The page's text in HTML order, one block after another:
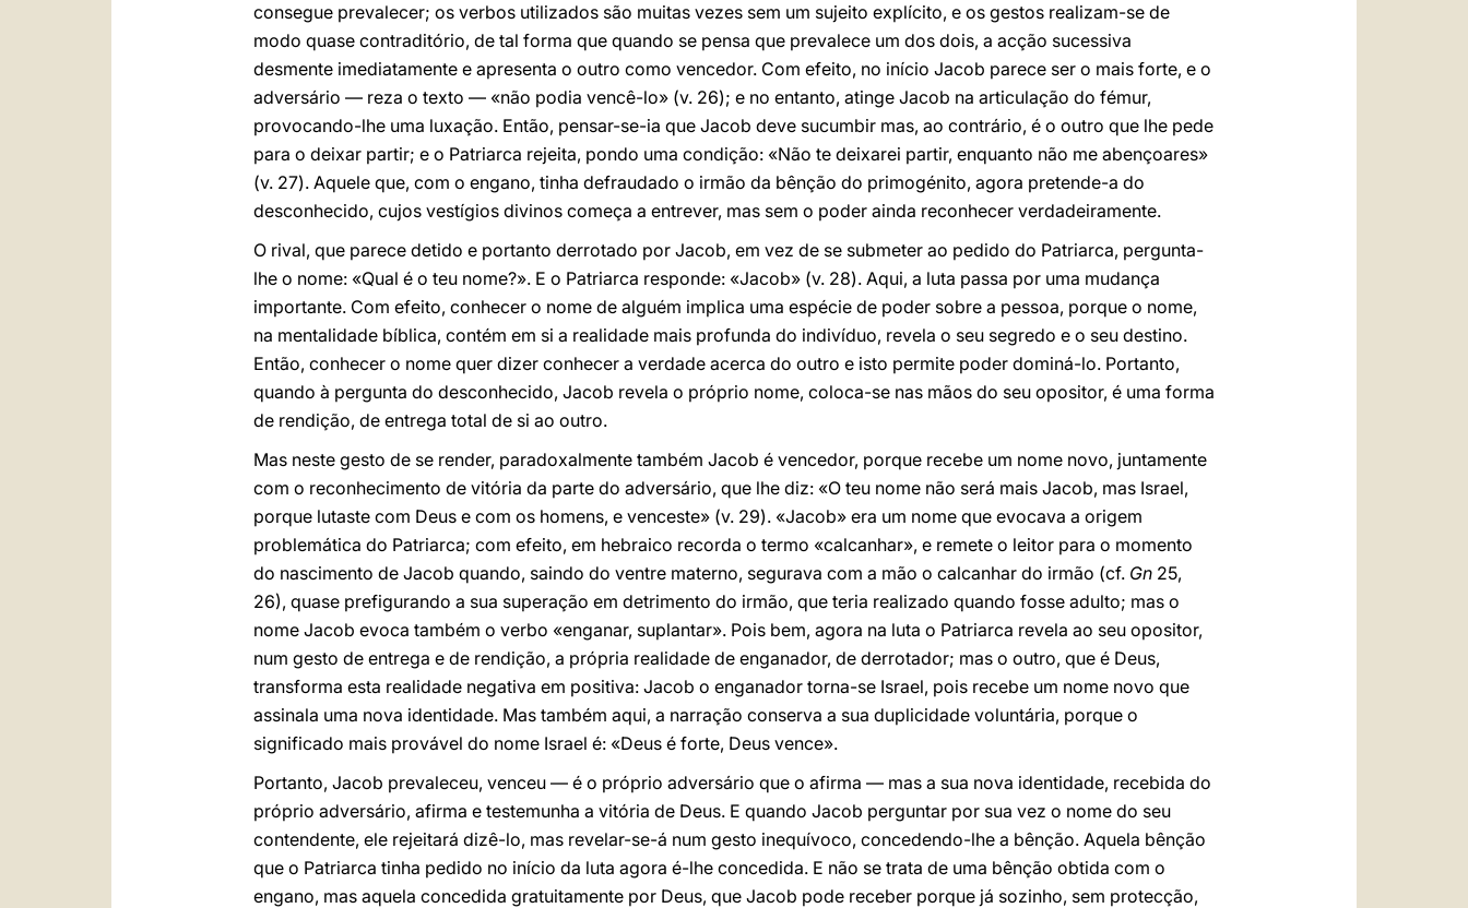
consegue prevalecer; os verbos utilizados são muitas vezes sem um sujeito explícito, e os gestos realizam-se de
modo quase contraditório, de tal forma que quando se pensa que prevalece um dos dois, a acção sucessiva
desmente imediatamente e apresenta o outro como vencedor. Com efeito, no início Jacob parece ser o mais forte, e o
adversário — reza o texto — «não podia vencê-lo» (v. 26); e no entanto, atinge Jacob na articulação do fémur,
provocando-lhe uma luxação. Então, pensar-se-ia que Jacob deve sucumbir mas, ao contrário, é o outro que lhe pede
para o deixar partir; e o Patriarca rejeita, pondo uma condição: «Não te deixarei partir, enquanto não me abençoares»
(v. 27). Aquele que, com o engano, tinha defraudado o irmão da bênção do primogénito, agora pretende-a do
desconhecido, cujos vestígios divinos começa a entrever, mas sem o poder ainda reconhecer verdadeiramente.
O rival, que parece detido e portanto derrotado por Jacob, em vez de se submeter ao pedido do Patriarca, pergunta-
lhe o nome: «Qual é o teu nome?». E o Patriarca responde: «Jacob» (v. 28). Aqui, a luta passa por uma mudança
importante. Com efeito, conhecer o nome de alguém implica uma espécie de poder sobre a pessoa, porque o nome,
na mentalidade bíblica, contém em si a realidade mais profunda do indivíduo, revela o seu segredo e o seu destino.
Então, conhecer o nome quer dizer conhecer a verdade acerca do outro e isto permite poder dominá-lo. Portanto,
quando à pergunta do desconhecido, Jacob revela o próprio nome, coloca-se nas mãos do seu opositor, é uma forma
de rendição, de entrega total de si ao outro.
Mas neste gesto de se render, paradoxalmente também Jacob é vencedor, porque recebe um nome novo, juntamente
com o reconhecimento de vitória da parte do adversário, que lhe diz: «O teu nome não será mais Jacob, mas Israel,
porque lutaste com Deus e com os homens, e venceste» (v. 29). «Jacob» era um nome que evocava a origem
problemática do Patriarca; com efeito, em hebraico recorda o termo «calcanhar», e remete o leitor para o momento
do nascimento de Jacob quando, saindo do ventre materno, segurava com a mão o calcanhar do irmão (cf. Gn 25,
26), quase prefigurando a sua superação em detrimento do irmão, que teria realizado quando fosse adulto; mas o
nome Jacob evoca também o verbo «enganar, suplantar». Pois bem, agora na luta o Patriarca revela ao seu opositor,
num gesto de entrega e de rendição, a própria realidade de enganador, de derrotador; mas o outro, que é Deus,
transforma esta realidade negativa em positiva: Jacob o enganador torna-se Israel, pois recebe um nome novo que
assinala uma nova identidade. Mas também aqui, a narração conserva a sua duplicidade voluntária, porque o
significado mais provável do nome Israel é: «Deus é forte, Deus vence».
Portanto, Jacob prevaleceu, venceu — é o próprio adversário que o afirma — mas a sua nova identidade, recebida do
próprio adversário, afirma e testemunha a vitória de Deus. E quando Jacob perguntar por sua vez o nome do seu
contendente, ele rejeitará dizê-lo, mas revelar-se-á num gesto inequívoco, concedendo-lhe a bênção. Aquela bênção
que o Patriarca tinha pedido no início da luta agora é-lhe concedida. E não se trata de uma bênção obtida com o
engano, mas aquela concedida gratuitamente por Deus, que Jacob pode receber porque já sozinho, sem protecção,